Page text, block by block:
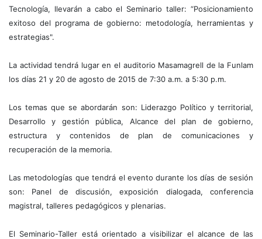
Tecnología, llevarán a cabo el Seminario taller: “Posicionamiento
exitoso del programa de gobierno: metodología, herramientas y
estrategias".
La actividad tendrá lugar en el auditorio Masamagrell de la Funlam
los días 21 y 20 de agosto de 2015 de 7:30 a.m. a 5:30 p.m.
Los temas que se abordarán son: Liderazgo Político y territorial,
Desarrollo y gestión pública, Alcance del plan de gobierno,
estructura y contenidos de plan de comunicaciones y
recuperación de la memoria.
Las metodologías que tendrá el evento durante los días de sesión
son: Panel de discusión, exposición dialogada, conferencia
magistral, talleres pedagógicos y plenarias.
El Seminario-Taller está orientado a visibilizar el alcance de las